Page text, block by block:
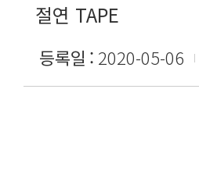
절연 TAPE
등록일 2020-05-06